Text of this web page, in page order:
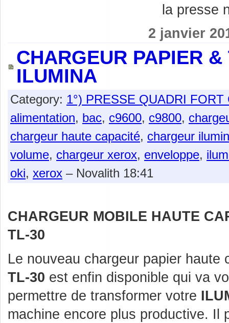
la presse
2 janvier
CHARGEUR PAPIER &
ILUMINA
Category: 1°) PRESSE QUADRI FORT
alimentation, bac, c9600, c9800,
chargeur haute capacité, chargeur
volume, chargeur xerox, enveloppe,
oki, xerox – Novalith 18:41
CHARGEUR MOBILE HAUTE
TL-30
Le nouveau chargeur papier haute
TL-30 est enfin disponible qui va
permettre de transformer votre
machine encore plus productive. Il